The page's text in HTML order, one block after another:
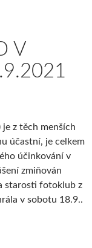
V
z těch menších
účastní, je celkem
účinkování v
zmiňován
starosti fotoklub z
v sobotu 18.9..
18.-